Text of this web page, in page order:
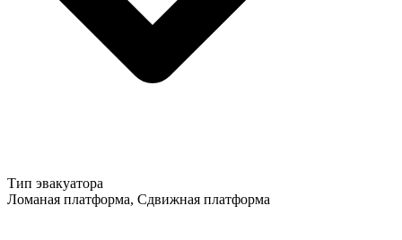
Тип эвакуатора
Ломаная платформа, Сдвижная платформа